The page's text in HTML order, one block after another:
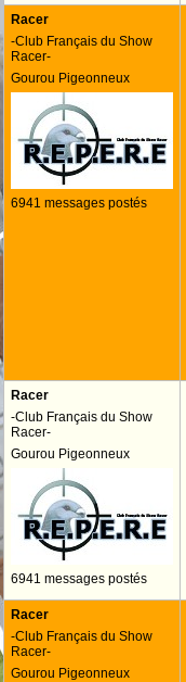
Racer
-Club Français du Show
Racer-
Gourou Pigeonneux
6941 messages postés
Racer
-Club Français du Show
Racer-
Gourou Pigeonneux
6941 messages postés
Racer
-Club Français du Show
Racer-
Gourou Pigeonneux